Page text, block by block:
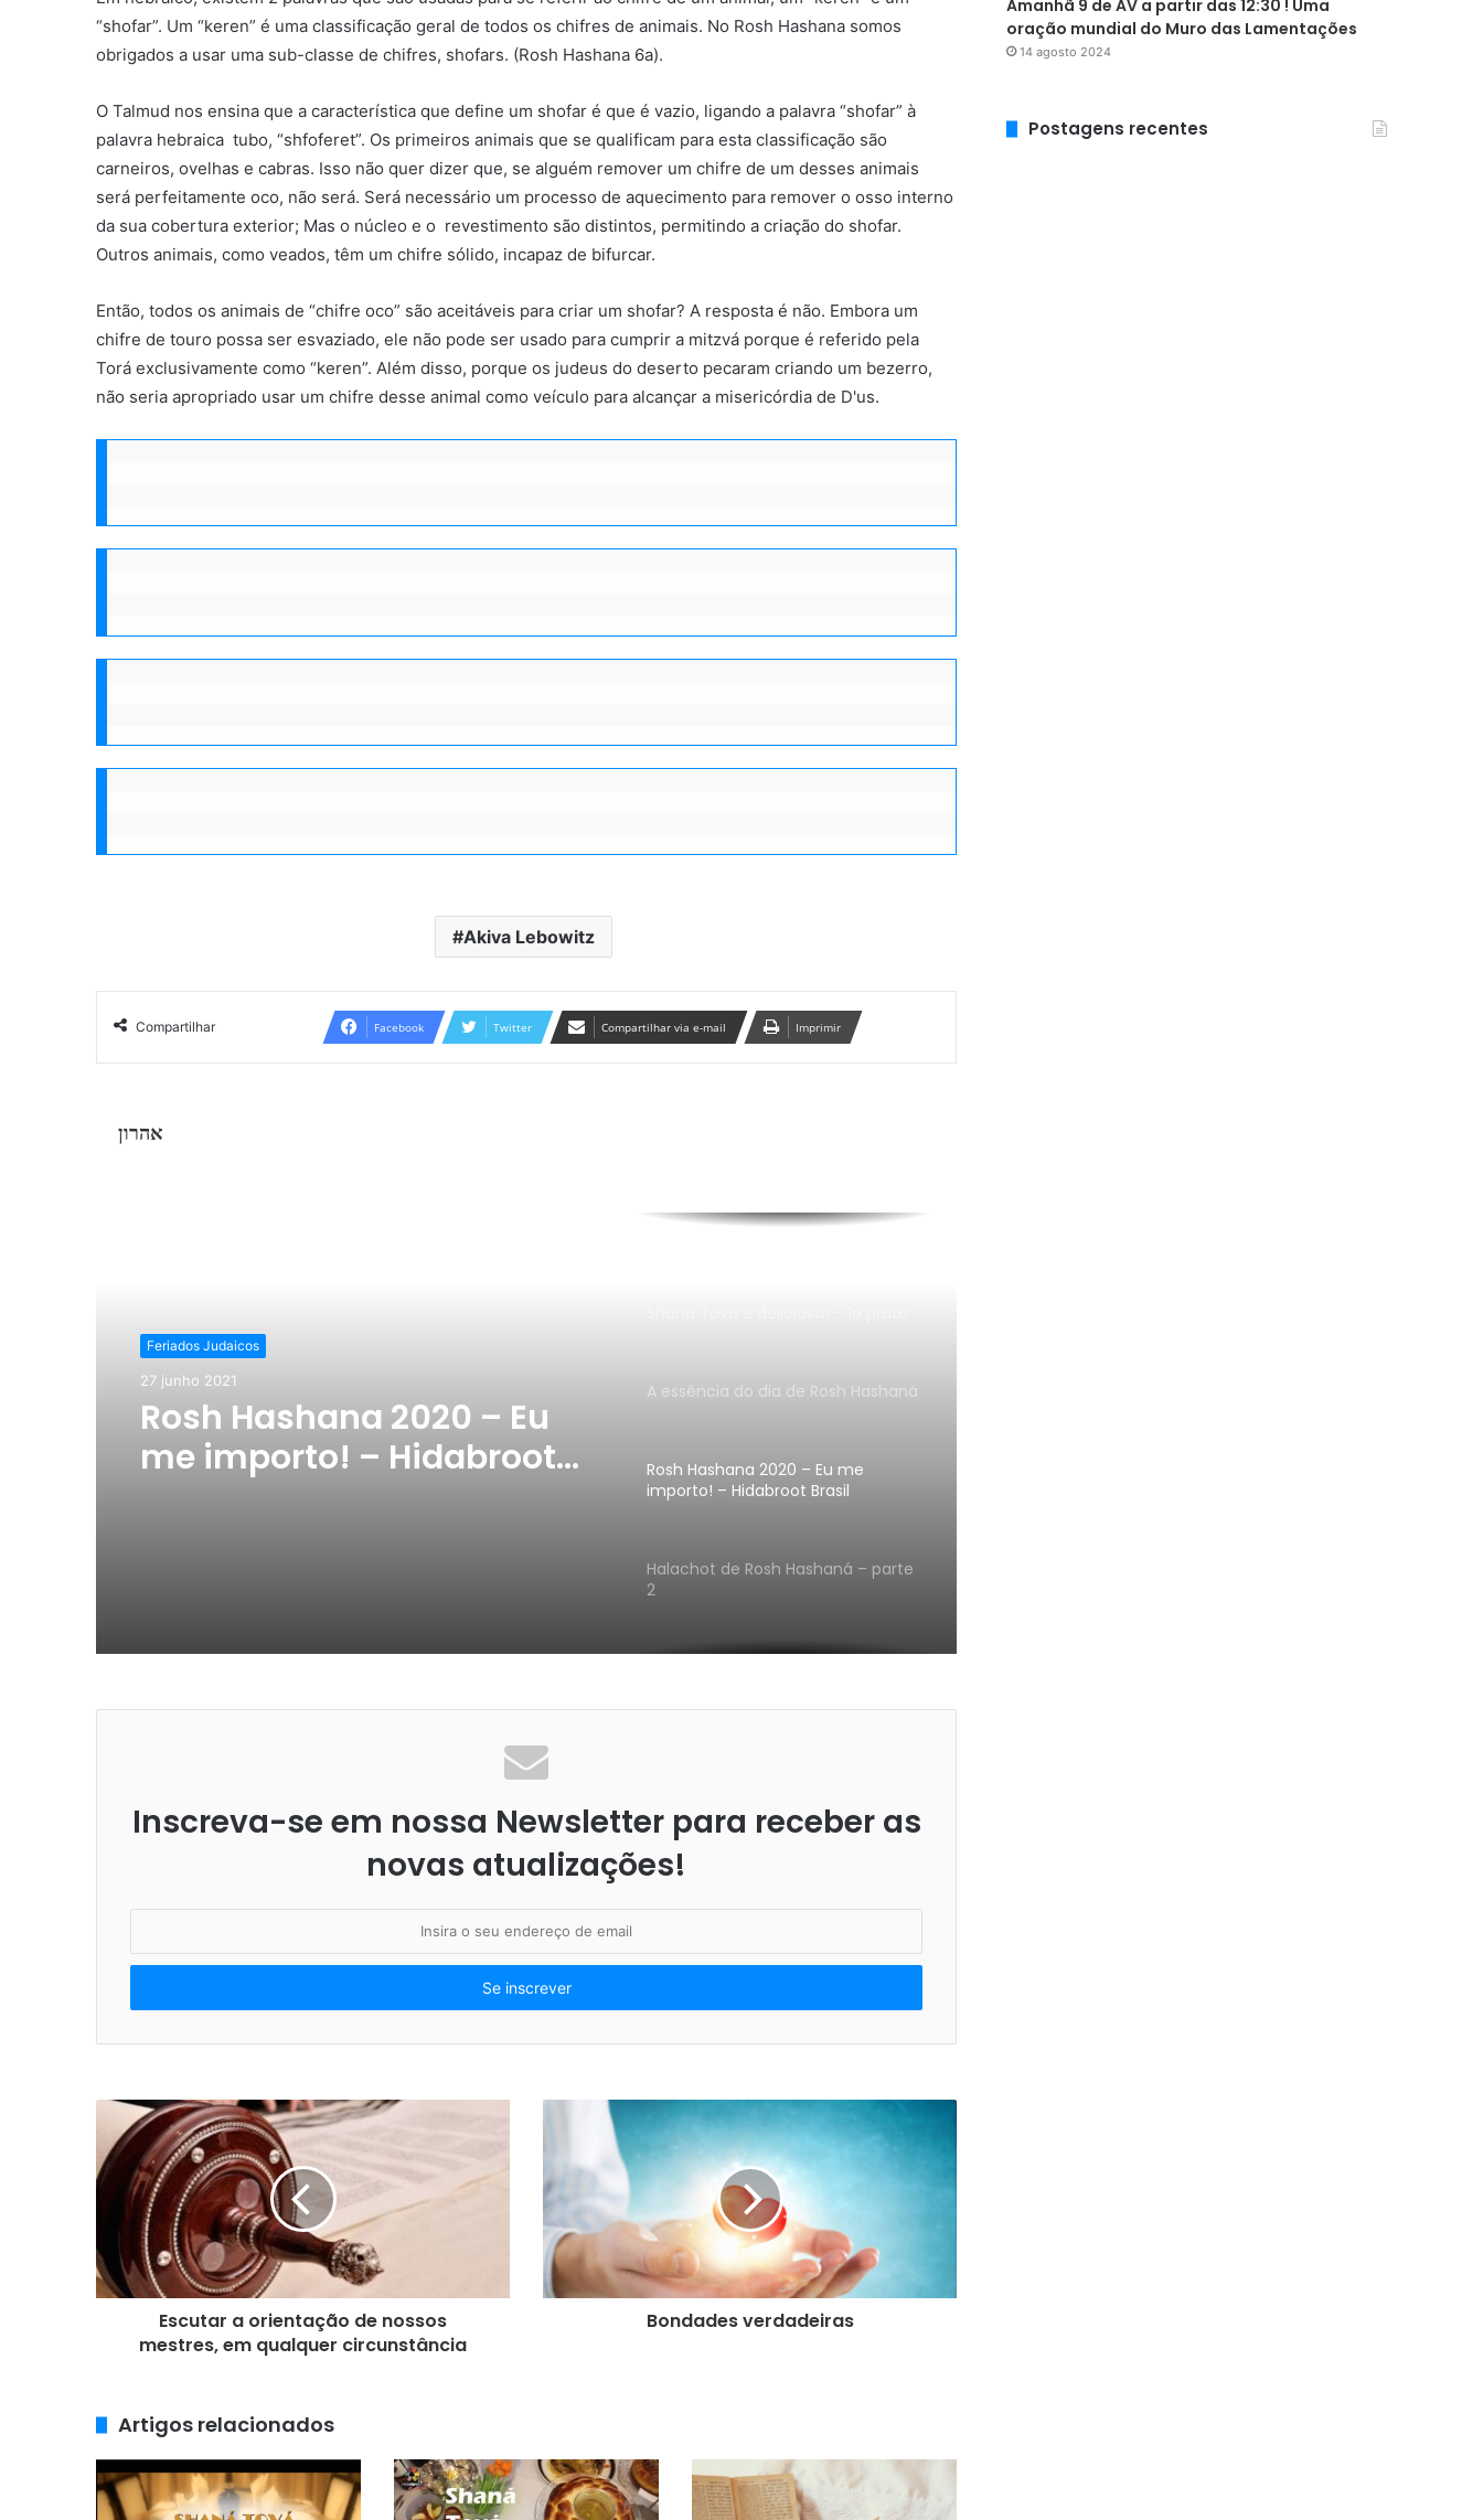
“shofar”. Um “keren” é uma classificação geral de todos os chifres de animais. No Rosh Hashana somos
obrigados a usar uma sub-classe de chifres, shofars. (Rosh Hashana 6a).
O Talmud nos ensina que a característica que define um shofar é que é vazio, ligando a palavra “shofar” à
palavra hebraica tubo, “shfoferet”. Os primeiros animais que se qualificam para esta classificação são
carneiros, ovelhas e cabras. Isso não quer dizer que, se alguém remover um chifre de um desses animais
será perfeitamente oco, não será. Será necessário um processo de aquecimento para remover o osso interno
da sua cobertura exterior; Mas o núcleo e o revestimento são distintos, permitindo a criação do shofar.
Outros animais, como veados, têm um chifre sólido, incapaz de bifurcar.
Então, todos os animais de “chifre oco” são aceitáveis ​​para criar um shofar? A resposta é não. Embora um
chifre de touro possa ser esvaziado, ele não pode ser usado para cumprir a mitzvá porque é referido pela
Torá exclusivamente como “keren”. Além disso, porque os judeus do deserto pecaram criando um bezerro,
não seria apropriado usar um chifre desse animal como veículo para alcançar a misericórdia de D'us.
Akiva Lebowitz
Compartilhar Facebook Twitter Compartilhar via e-mail Imprimir
אהרון
Feriados Judaicos
27 junho 2021
Rosh Hashana 2020 – Eu
me importo! – Hidabroot
Salvções aparentemente
impossíveis de acontecer,
apareceram do nada
Shaná Tová e deliciosa! – Prato
A essência do dia de Rosh Hashaná
Rosh Hashana 2020 – Eu me
importo! – Hidabroot Brasil
Halachot de Rosh Hashaná – parte
2
Rav Sanny para Rosh Hashaná
impossíveis de acontecer,
Shaná Tová e deliciosa! Comida
Comida judaica para Rosh Hashná:
Shaná Tová e deliciosa! – Prato
principal
Comida Judaica para Rosh Hashná:
Shaná Tová e deliciosa! – 1o prato
Inscreva-se em nossa Newsletter para receber as
novas atualizações!
s
r
e
u
n
d
e
ç
a
l
Escutar a orientação de nossos
mestres, em qualquer circunstância
Bondades verdadeiras
Artigos relacionados
Amanhã 9 de AV a partir das 12:30 ! Uma
oração mundial do Muro das Lamentações
14 agosto 2024
Postagens recentes